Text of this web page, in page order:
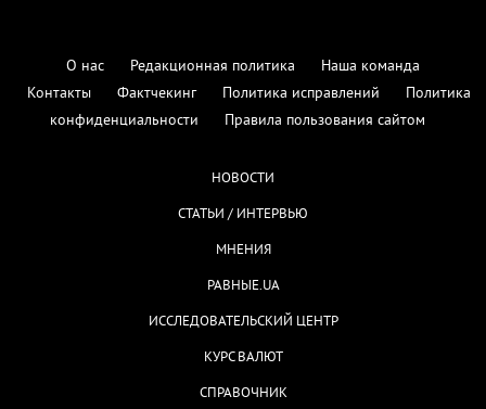
О нас Редакционная политика
Наша команда
Контакты
Фактчекинг Политика исправлений
Политика
конфиденциальности
Правила пользования сайтом
НОВОСТИ
СТАТЬИ / ИНТЕРВЬЮ
МНЕНИЯ
РАВНЫЕ.UA
ИССЛЕДОВАТЕЛЬСКИЙ ЦЕНТР
КУРС ВАЛЮТ
СПРАВОЧНИК